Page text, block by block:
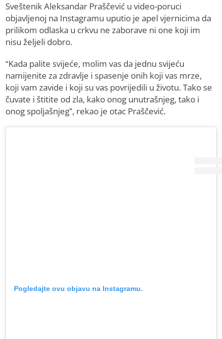
Sveštenik Aleksandar Praščević u video-poruci
objavljenoj na Instagramu uputio je apel vjernicima da
prilikom odlaska u crkvu ne zaborave ni one koji im
nisu željeli dobro.
“Kada palite svijeće, molim vas da jednu svijeću
namijenite za zdravlje i spasenje onih koji vas mrze,
koji vam zavide i koji su vas povrijedili u životu. Tako se
čuvate i štitite od zla, kako onog unutrašnjeg, tako i
onog spoljašnjeg”, rekao je otac Praščević.
Pogledajte ovu objavu na Instagramu.